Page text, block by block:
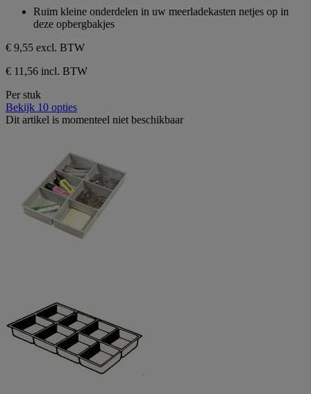
sterren.
Ruim kleine onderdelen in uw meerladekasten netjes op in
deze opbergbakjes
€ 9,55 excl. BTW
€ 11,56 incl. BTW
Per stuk
Bekijk 10 opties
Dit artikel is momenteel niet beschikbaar